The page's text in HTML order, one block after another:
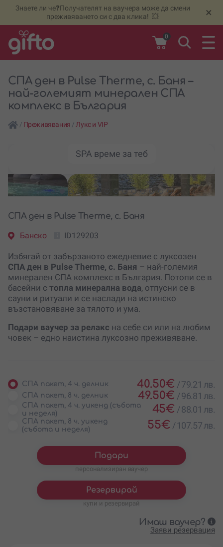
Знаете ли че❓Получателят на ваучера може да смени
преживяването си с два клика! 💥
×
0
СПА ден в Pulse Therme, с. Баня –
най-големият минерален СПА
комплекс в България
/ Преживявания / Лукс и VIP
SPA време за теб
СПА ден в Pulse Therme, с. Баня
Банско ID129203
Избягай от забързаното ежедневие с луксозен
СПА ден в Pulse Therme, с. Баня – най-големия
минерален СПА комплекс в България. Потопи се в
басейни с топла минерална вода, отпусни се в
сауни и ритуали и се наслади на истинско
възстановяване за тялото и ума.
Подари ваучер за релакс на себе си или на любим
човек – едно наистина луксозно преживяване.
СПА пакет, 4 ч. делник 40.50€ /79.21 лв.
СПА пакет, 8 ч. делник 49.50€ /96.81 лв.
СПА пакет, 4 ч. уикенд (събота
и неделя)
45€ /88.01 лв.
СПА пакет, 8 ч. уикенд
(събота и неделя)
55€ /107.57 лв.
Подари
персонализиран ваучер
Резервирай
купи и резервирай
Имаш ваучер?
Заяви резервация